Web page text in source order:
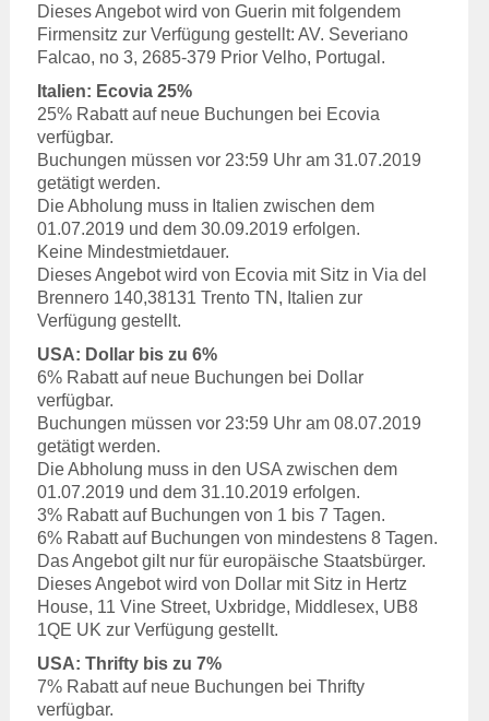
Dieses Angebot wird von Guerin mit folgendem
Firmensitz zur Verfügung gestellt: AV. Severiano
Falcao, no 3, 2685-379 Prior Velho, Portugal.
Italien: Ecovia 25%
25% Rabatt auf neue Buchungen bei Ecovia
verfügbar.
Buchungen müssen vor 23:59 Uhr am 31.07.2019
getätigt werden.
Die Abholung muss in Italien zwischen dem
01.07.2019 und dem 30.09.2019 erfolgen.
Keine Mindestmietdauer.
Dieses Angebot wird von Ecovia mit Sitz in Via del
Brennero 140,38131 Trento TN, Italien zur
Verfügung gestellt.
USA: Dollar bis zu 6%
6% Rabatt auf neue Buchungen bei Dollar
verfügbar.
Buchungen müssen vor 23:59 Uhr am 08.07.2019
getätigt werden.
Die Abholung muss in den USA zwischen dem
01.07.2019 und dem 31.10.2019 erfolgen.
3% Rabatt auf Buchungen von 1 bis 7 Tagen.
6% Rabatt auf Buchungen von mindestens 8 Tagen.
Das Angebot gilt nur für europäische Staatsbürger.
Dieses Angebot wird von Dollar mit Sitz in Hertz
House, 11 Vine Street, Uxbridge, Middlesex, UB8
1QE UK zur Verfügung gestellt.
USA: Thrifty bis zu 7%
7% Rabatt auf neue Buchungen bei Thrifty
verfügbar.